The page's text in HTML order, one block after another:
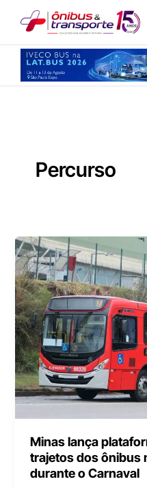
conteúdo
Percurso
Minas lança
trajetos dos ônibus
durante o Carnaval